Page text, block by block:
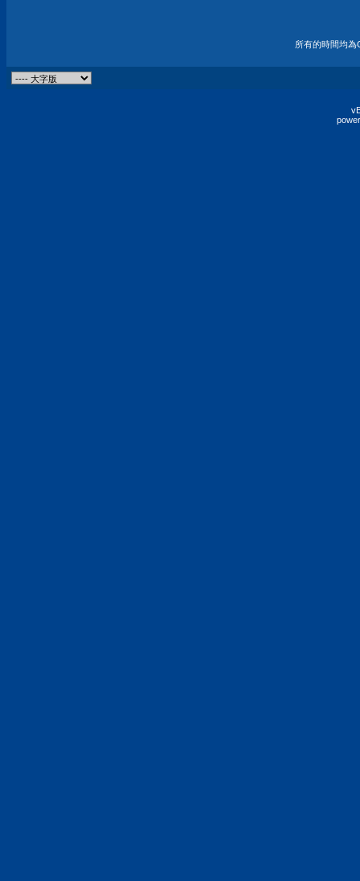
所有的時間均為